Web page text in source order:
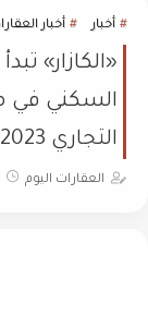
أخبار أخبار
«الكازار»
السكني في
التجاري 2023
العقارات اليوم